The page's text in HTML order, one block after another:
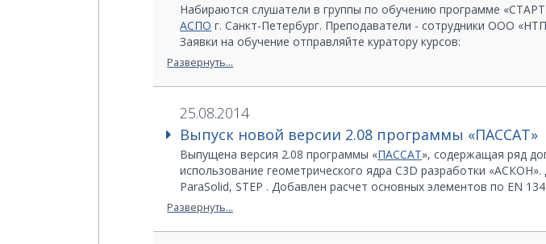
Набираются слушатели в группы по обучению программе
АСПО г. Санкт-Петербург. Преподаватели - сотрудники ООО
Заявки на обучение отправляйте куратору курсов:
Куратор курсов: Павлюц Галина Александровна
Телефоны: +7 (812) 710-88-63, +7 (812) 572-78-31
E-mail:aspo@aspo-spb.ru
Web:http://www.aspo-spb.ru
Развернуть...
25.08.2014
Выпуск новой версии 2.08 программы «ПАССАТ»
Выпущена версия 2.08 программы «ПАССАТ», содержащая ряд
использование геометрического ядра C3D разработки
ParaSolid, STEP . Добавлен расчет основных элементов по EN
конические переходы, выпуклые днища).
Всем пользователям, находящимся на гарантийном
Развернуть...